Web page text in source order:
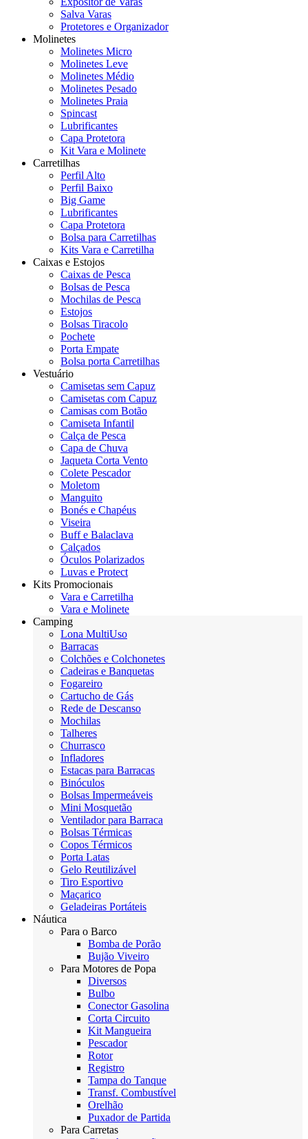
Salva Varas
Protetores e Organizador
Molinetes
Molinetes Micro
Molinetes Leve
Molinetes Médio
Molinetes Pesado
Molinetes Praia
Spincast
Lubrificantes
Capa Protetora
Kit Vara e Molinete
Carretilhas
Perfil Alto
Perfil Baixo
Big Game
Lubrificantes
Capa Protetora
Bolsa para Carretilhas
Kits Vara e Carretilha
Caixas e Estojos
Caixas de Pesca
Bolsas de Pesca
Mochilas de Pesca
Estojos
Bolsas Tiracolo
Pochete
Porta Empate
Bolsa porta Carretilhas
Vestuário
Camisetas sem Capuz
Camisetas com Capuz
Camisas com Botão
Camiseta Infantil
Calça de Pesca
Capa de Chuva
Jaqueta Corta Vento
Colete Pescador
Moletom
Manguito
Bonés e Chapéus
Viseira
Buff e Balaclava
Calçados
Óculos Polarizados
Luvas e Protect
Kits Promocionais
Vara e Carretilha
Vara e Molinete
Camping
Lona MultiUso
Barracas
Colchões e Colchonetes
Cadeiras e Banquetas
Fogareiro
Cartucho de Gás
Rede de Descanso
Mochilas
Talheres
Churrasco
Infladores
Estacas para Barracas
Binóculos
Bolsas Impermeáveis
Mini Mosquetão
Ventilador para Barraca
Bolsas Térmicas
Copos Térmicos
Porta Latas
Gelo Reutilizável
Tiro Esportivo
Maçarico
Geladeiras Portáteis
Náutica
Para o Barco
Bomba de Porão
Bujão Viveiro
Para Motores de Popa
Diversos
Bulbo
Conector Gasolina
Corta Circuito
Kit Mangueira
Pescador
Rotor
Registro
Tampa do Tanque
Transf. Combustível
Orelhão
Puxador de Partida
Para Carretas